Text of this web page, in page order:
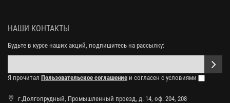
НАШИ КОНТАКТЫ
Будьте в курсе наших акций, подпишитесь на рассылку:
Я прочитал Пользовательское соглашение и согласен с условиями
г.Долгопрудный, Промышленный проезд, д. 14, оф. 204, 208